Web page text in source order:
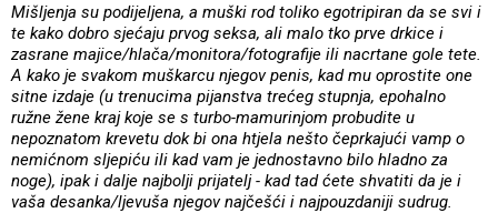
Mišljenja su podijeljena, a muški rod toliko egotripiran da se svi i
te kako dobro sjećaju prvog seksa, ali malo tko prve drkice i
zasrane majice/hlača/monitora/fotografije ili nacrtane gole tete.
A kako je svakom muškarcu njegov penis, kad mu oprostite one
sitne izdaje (u trenucima pijanstva trećeg stupnja, epohalno
ružne žene kraj koje se s turbo-mamurinjom probudite u
nepoznatom krevetu dok bi ona htjela nešto čeprkajući vamp o
nemićnom sljepiću ili kad vam je jednostavno bilo hladno za
noge), ipak i dalje najbolji prijatelj - kad tad ćete shvatiti da je i
vaša desanka/ljevuša njegov najčešći i najpouzdaniji sudrug.